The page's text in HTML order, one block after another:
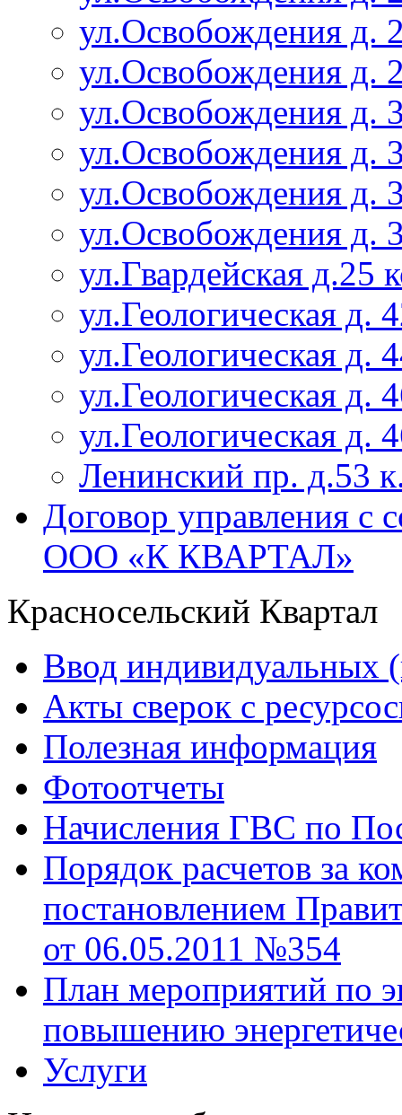
ул.Освобождения д.
ул.Освобождения д.
ул.Освобождения д.
ул.Освобождения д.
ул.Освобождения д.
ул.Освобождения д.
ул.Гвардейская д.25
ул.Геологическая д.
ул.Геологическая д.
ул.Геологическая д.
ул.Геологическая д.
Ленинский пр. д.53
Договор управления с
ООО «К КВАРТАЛ»
Красносельский Квартал
Ввод индивидуальных
Акты сверок с
Полезная информация
Фотоотчеты
Начисления ГВС по
Порядок расчетов за
постановлением
от 06.05.2011 №354
План мероприятий по
повышению
Услуги